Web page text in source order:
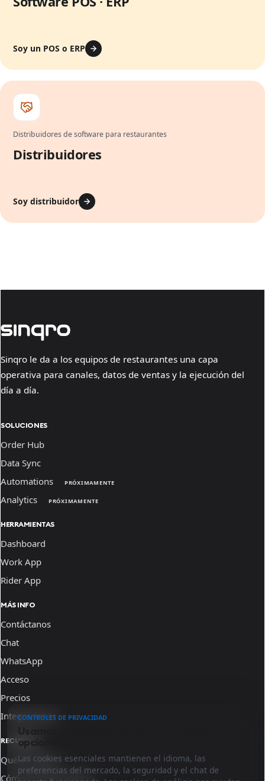
Soy un POS o ERP
Distribuidores de software para restaurantes
Distribuidores
Soy distribuidor
Sinqro le da a los equipos de restaurantes una capa
operativa para canales, datos de ventas y la ejecución del
día a día.
SOLUCIONES
Order Hub
Data Sync
Automations
PRÓXIMAMENTE
Analytics PRÓXIMAMENTE
HERRAMIENTAS
Dashboard
Work App
Rider App
MÁS INFO
Contáctanos
Chat
WhatsApp
Acceso
Precios
Integraciones
RECURSOS
Qué es Sinqro
Cómo funciona Sinqro
CONTROLES DE PRIVACIDAD
opcionales.
Las cookies esenciales mantienen el idioma, las
preferencias del mercado, la seguridad y el chat de